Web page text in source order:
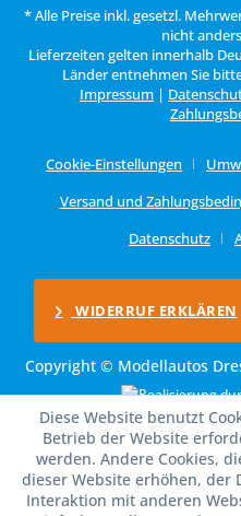
* Alle Preise inkl. gesetzl.
nicht
Lieferzeiten gelten innerhalb
Länder entnehmen Sie
Impressum |
Cookie-Einstellungen
Versand und
Datenschutz
WIDERRUF ERKLÄREN
Copyright © Modellautos
Diese Website benutzt
Betrieb der Website
werden. Andere Cookies,
dieser Website erhöhen,
Interaktion mit anderen